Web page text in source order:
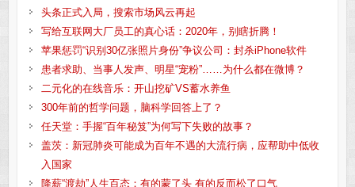
头条正式入局，搜索市场风云再起
写给互联网大厂员工的真心话：2020年，别瞎折腾！
苹果惩罚“识别30亿张照片身份”争议公司：封杀iPhone软件
患者求助、当事人发声、明星“宠粉”……为什么都在微博？
二元化的在线音乐：开山挖矿VS蓄水养鱼
300年前的哲学问题，脑科学回答上了？
任天堂：手握“百年秘笈”为何写下失败的故事？
盖茨：新冠肺炎可能成为百年不遇的大流行病，应帮助中低收
入国家
降薪“渡劫”人生百态：有的蒙了头 有的反而松了口气